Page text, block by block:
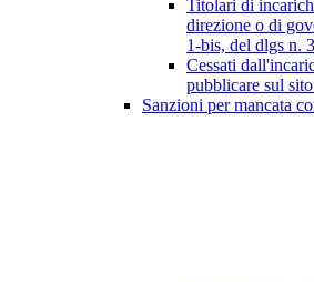
Titolari di
direzione o di
1-bis, del dlgs n.
Cessati
pubblicare sul
Sanzioni per mancata